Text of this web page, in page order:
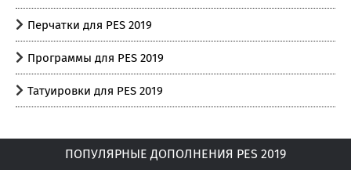
Перчатки для PES 2019
Программы для PES 2019
Татуировки для PES 2019
ПОПУЛЯРНЫЕ ДОПОЛНЕНИЯ PES 2019